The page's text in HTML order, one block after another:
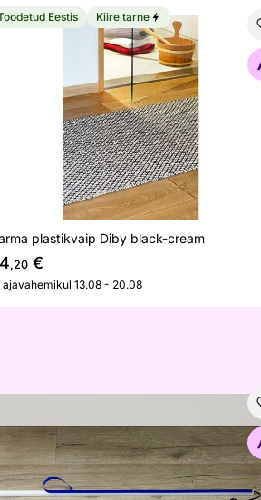
plastikvaip Diby black-cream
Otsi sarnaseid
Eestis Kiire tarne
plastikvaip Diby black-cream
,20 €
ajavahemikul 13.08 - 20.08
Otsi sarnaseid